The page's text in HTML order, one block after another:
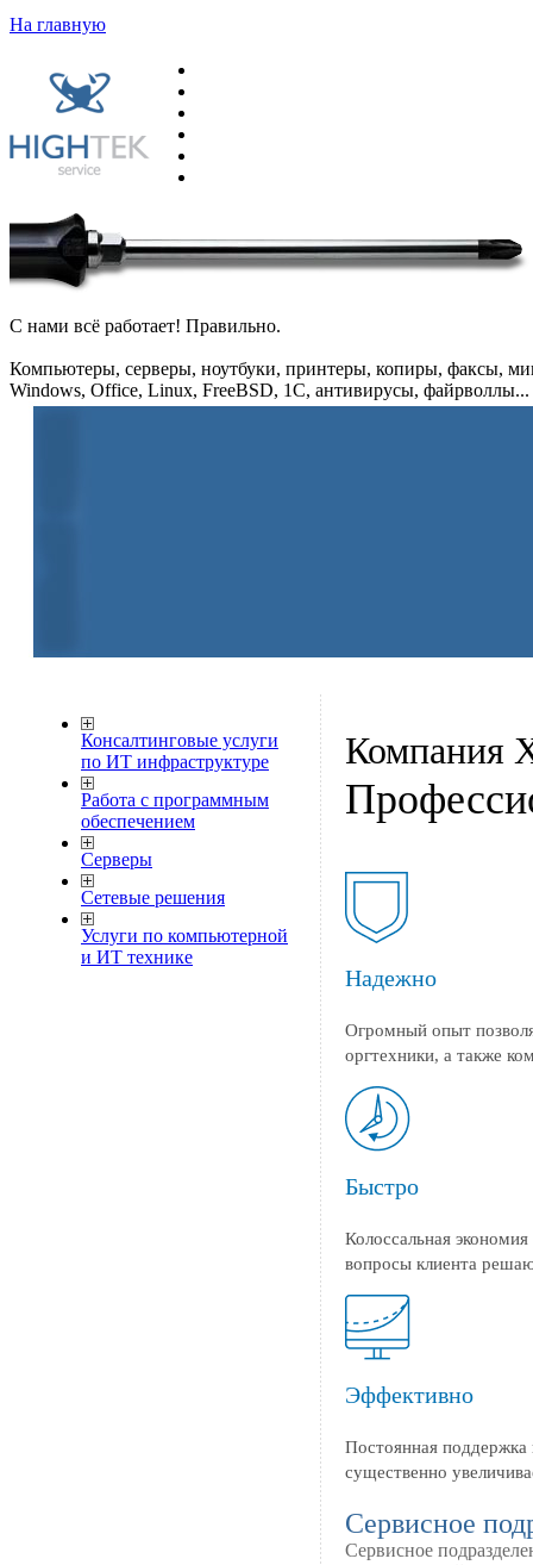
На главную
С нами всё работает! Правильно.
Компьютеры, серверы, ноутбуки, принтеры, копиры, факсы,
Windows, Office, Linux, FreeBSD, 1C, антивирусы, файрволлы...
Консалтинговые услуги
по ИТ инфраструктуре
Работа с программным
обеспечением
Серверы
Сетевые решения
Услуги по компьютерной
и ИТ технике
Компания
Надежно
Огромный опыт
оргтехники, а также
Быстро
Колоссальная
вопросы клиента
Эффективно
Постоянная
существенно
Сервисное
Сервисное